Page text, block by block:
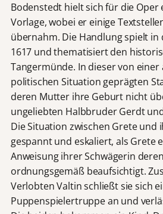
Bodenstedt hielt sich für die Oper
Vorlage, wobei er einige
übernahm. Die Handlung spielt in
1617 und thematisiert den
Tangermünde. In dieser von
politischen Situation geprägten
deren Mutter ihre Geburt nicht
ungeliebten Halbbruder Gerdt
Die Situation zwischen Grete und
gespannt und eskaliert, als Grete
Anweisung ihrer Schwägerin
ordnungsgemäß beaufsichtigt.
Verlobten Valtin schließt sie sich
Puppenspielertruppe an und